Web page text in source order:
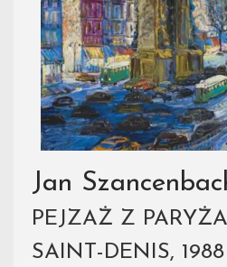
Jan
PEJZAŻ Z
SAINT-DENIS, 1988